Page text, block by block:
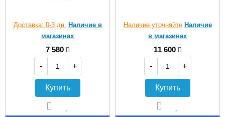
Доставка: 0-3 дн. Наличие в
магазинах
7 580
-
+
Купить
Наличие уточняйте Наличие
в магазинах
11 600
-
+
Купить